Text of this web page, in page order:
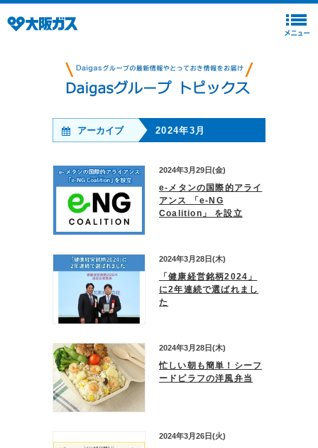
アーカイブ 2024年3月
2024年3月29日(金)
e-メタンの国際的アライ
アンス 「e-NG
Coalition」 を設立
2024年3月28日(木)
「健康経営銘柄2024」
に2年連続で選ばれまし
た
2024年3月28日(木)
忙しい朝も簡単！シーフ
ードピラフの洋風弁当
2024年3月26日(火)